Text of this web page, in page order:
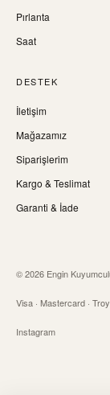
Pırlanta
Saat
DESTEK
İletişim
Mağazamız
Siparişlerim
Kargo & Teslimat
Garanti & İade
© 2026 Engin
Visa · Mastercard ·
Instagram